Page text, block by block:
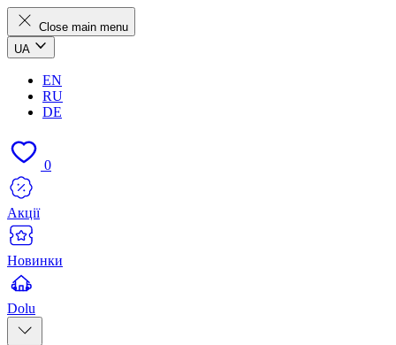
Close main menu
UA
EN
RU
DE
0
Акції
Новинки
Dolu